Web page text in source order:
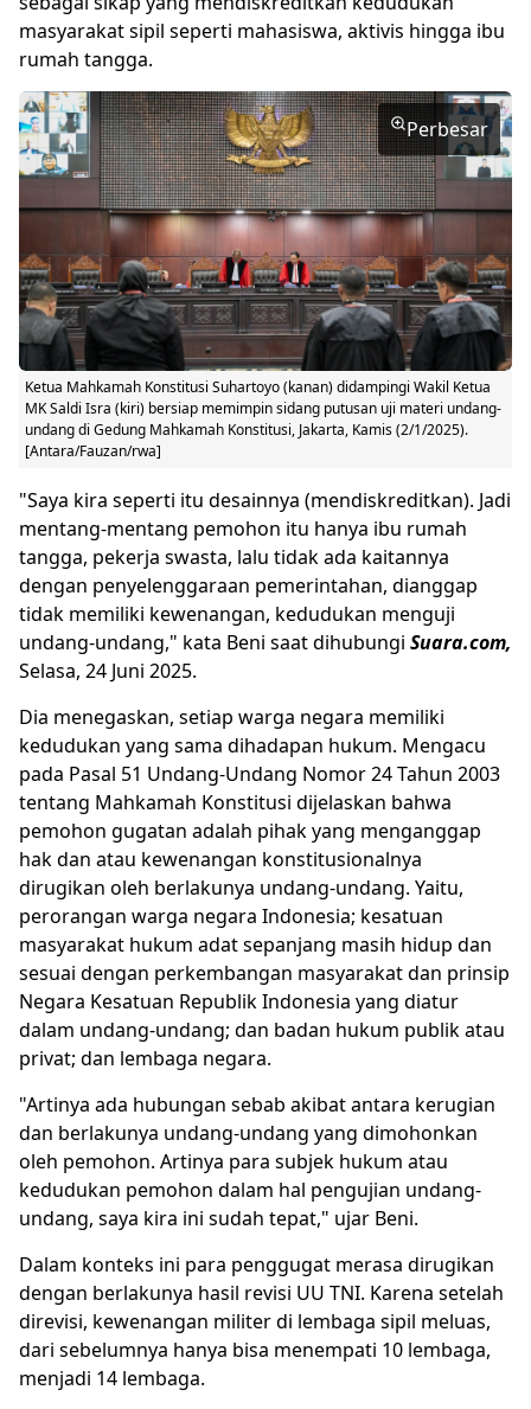
masyarakat sipil seperti mahasiswa, aktivis hingga ibu
rumah tangga.
Perbesar
Ketua Mahkamah Konstitusi Suhartoyo (kanan) didampingi Wakil Ketua
MK Saldi Isra (kiri) bersiap memimpin sidang putusan uji materi undang-
undang di Gedung Mahkamah Konstitusi, Jakarta, Kamis (2/1/2025).
[Antara/Fauzan/rwa]
"Saya kira seperti itu desainnya (mendiskreditkan). Jadi
mentang-mentang pemohon itu hanya ibu rumah
tangga, pekerja swasta, lalu tidak ada kaitannya
dengan penyelenggaraan pemerintahan, dianggap
tidak memiliki kewenangan, kedudukan menguji
undang-undang," kata Beni saat dihubungi Suara.com,
Selasa, 24 Juni 2025.
Dia menegaskan, setiap warga negara memiliki
kedudukan yang sama dihadapan hukum. Mengacu
pada Pasal 51 Undang-Undang Nomor 24 Tahun 2003
tentang Mahkamah Konstitusi dijelaskan bahwa
pemohon gugatan adalah pihak yang menganggap
hak dan atau kewenangan konstitusionalnya
dirugikan oleh berlakunya undang-undang. Yaitu,
perorangan warga negara Indonesia; kesatuan
masyarakat hukum adat sepanjang masih hidup dan
sesuai dengan perkembangan masyarakat dan prinsip
Negara Kesatuan Republik Indonesia yang diatur
dalam undang-undang; dan badan hukum publik atau
privat; dan lembaga negara.
"Artinya ada hubungan sebab akibat antara kerugian
dan berlakunya undang-undang yang dimohonkan
oleh pemohon. Artinya para subjek hukum atau
kedudukan pemohon dalam hal pengujian undang-
undang, saya kira ini sudah tepat," ujar Beni.
Dalam konteks ini para penggugat merasa dirugikan
dengan berlakunya hasil revisi UU TNI. Karena setelah
direvisi, kewenangan militer di lembaga sipil meluas,
dari sebelumnya hanya bisa menempati 10 lembaga,
menjadi 14 lembaga.